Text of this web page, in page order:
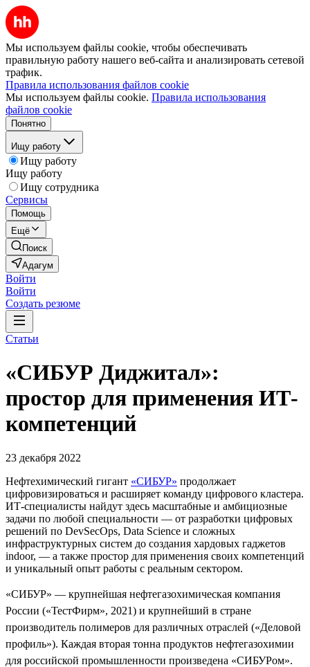
Мы используем файлы cookie, чтобы обеспечивать
правильную работу нашего веб-сайта и анализировать сетевой
трафик.
Правила использования файлов cookie
Мы используем файлы cookie. Правила использования
файлов cookie
Понятно
Ищу работу
Ищу работу
Ищу работу
Ищу сотрудника
Сервисы
Помощь
Ещё
Поиск
Адагум
Войти
Войти
Создать резюме
Статьи
«СИБУР Диджитал»:
простор для применения ИТ-
компетенций
23 декабря 2022
Нефтехимический гигант «СИБУР» продолжает
цифровизироваться и расширяет команду цифрового кластера.
ИТ-специалисты найдут здесь масштабные и амбициозные
задачи по любой специальности — от разработки цифровых
решений по DevSecOps, Data Science и сложных
инфраструктурных систем до создания хардовых гаджетов
indoor, — а также простор для применения своих компетенций
и уникальный опыт работы с реальным сектором.
«СИБУР» — крупнейшая нефтегазохимическая компания
России («ТестФирм», 2021) и крупнейший в стране
производитель полимеров для различных отраслей («Деловой
профиль»). Каждая вторая тонна продуктов нефтегазохимии
для российской промышленности произведена «СИБУРом».